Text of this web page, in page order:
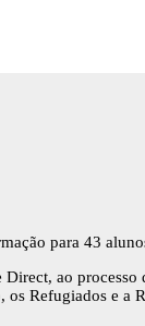
para 43
ao
Refugiados e a